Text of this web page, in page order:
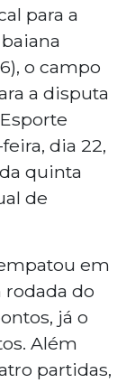
para a
o campo
a disputa
dia 22,
quinta
de
em
rodada do
já o
Além
partidas,